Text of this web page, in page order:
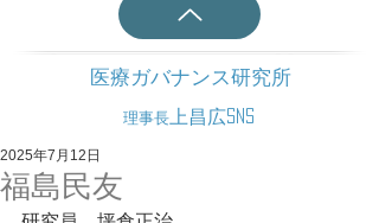
医療ガバナンス研究所
理事長 上昌広SNS
福島民友
2025年7月12日